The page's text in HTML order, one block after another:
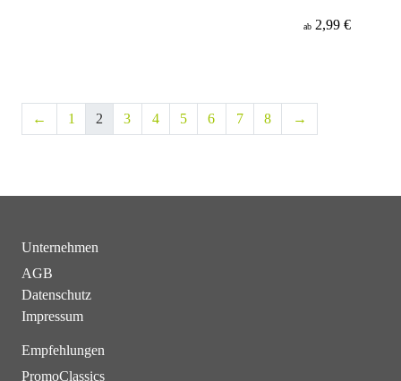
ab 2,99 €
← 1 2 3 4 5 6 7 8 →
Unternehmen
AGB
Datenschutz
Impressum
Empfehlungen
PromoClassics